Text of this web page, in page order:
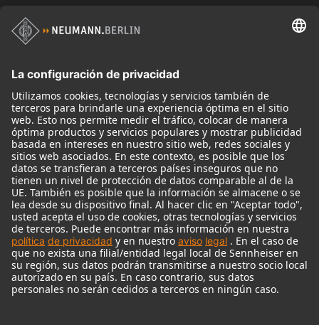
Micrófonos
Monitores
Monitor Accessories
Auriculares
Micrófonos Legendarios
Audio Interface